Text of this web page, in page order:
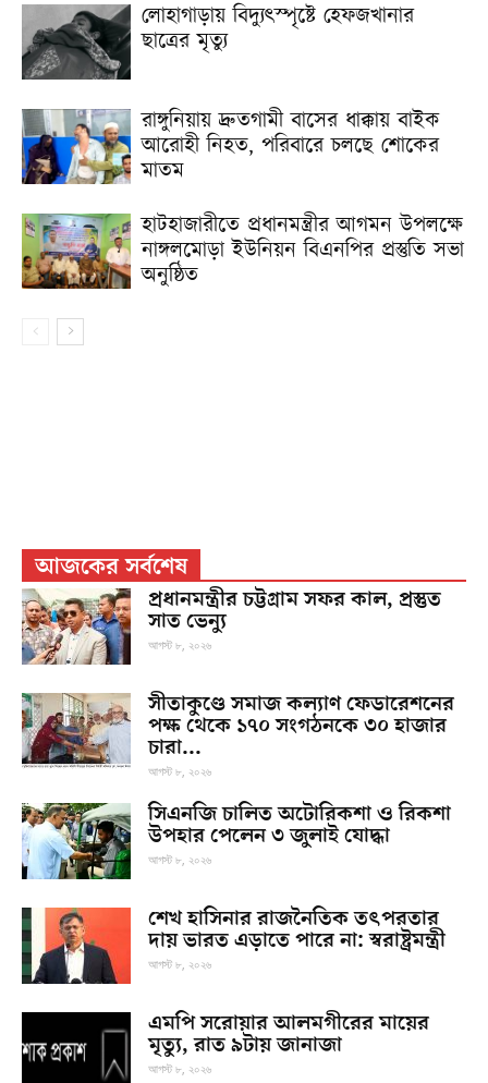
লোহাগাড়ায় বিদ্যুৎস্পৃষ্টে হেফজখানার
ছাত্রের মৃত্যু
রাঙ্গুনিয়ায় দ্রুতগামী বাসের ধাক্কায় বাইক
আরোহী নিহত, পরিবারে চলছে শোকের
মাতম
হাটহাজারীতে প্রধানমন্ত্রীর আগমন উপলক্ষে
নাঙ্গলমোড়া ইউনিয়ন বিএনপির প্রস্তুতি সভা
অনুষ্ঠিত
আজকের সর্বশেষ
প্রধানমন্ত্রীর চট্টগ্রাম সফর কাল, প্রস্তুত
সাত ভেন্যু
আগস্ট ৮, ২০২৬
সীতাকুণ্ডে সমাজ কল্যাণ ফেডারেশনের
পক্ষ থেকে ১৭০ সংগঠনকে ৩০ হাজার
চারা...
আগস্ট ৮, ২০২৬
সিএনজি চালিত অটোরিকশা ও রিকশা
উপহার পেলেন ৩ জুলাই যোদ্ধা
আগস্ট ৮, ২০২৬
শেখ হাসিনার রাজনৈতিক তৎপরতার
দায় ভারত এড়াতে পারে না: স্বরাষ্ট্রমন্ত্রী
আগস্ট ৮, ২০২৬
এমপি সরোয়ার আলমগীরের মায়ের
মৃত্যু, রাত ৯টায় জানাজা
আগস্ট ৮, ২০২৬